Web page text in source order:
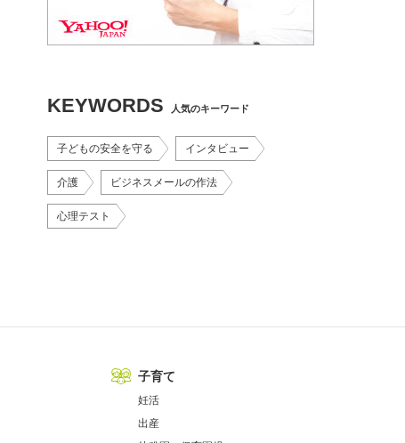
KEYWORDS 人気のキーワード
子どもの安全を守る インタビュー
介護 ビジネスメールの作法
心理テスト
子育て
妊活
出産